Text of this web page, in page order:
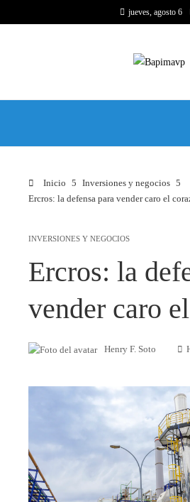
jueves, agosto 6
Inicio
Inversiones y negocios
Ercros: la defensa para vender caro el
INVERSIONES Y NEGOCIOS
Ercros: la
vender caro
Henry F. Soto